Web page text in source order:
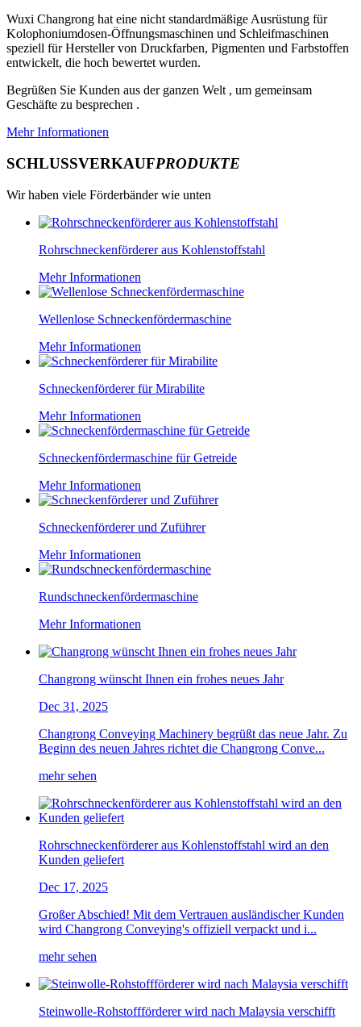
Wuxi Changrong hat eine nicht standardmäßige Ausrüstung für
Kolophoniumdosen-Öffnungsmaschinen und Schleifmaschinen
speziell für Hersteller von Druckfarben, Pigmenten und Farbstoffen
entwickelt, die hoch bewertet wurden.
Begrüßen Sie Kunden aus der ganzen Welt , um gemeinsam
Geschäfte zu besprechen .
Mehr Informationen
SCHLUSSVERKAUFPRODUKTE
Wir haben viele Förderbänder wie unten
Rohrschneckenförderer aus Kohlenstoffstahl
Mehr Informationen
Wellenlose Schneckenfördermaschine
Mehr Informationen
Schneckenförderer für Mirabilite
Mehr Informationen
Schneckenfördermaschine für Getreide
Mehr Informationen
Schneckenförderer und Zuführer
Mehr Informationen
Rundschneckenfördermaschine
Mehr Informationen
Changrong wünscht Ihnen ein frohes neues Jahr
Dec 31, 2025
Changrong Conveying Machinery begrüßt das neue Jahr. Zu
Beginn des neuen Jahres richtet die Changrong Conve...
mehr sehen
Rohrschneckenförderer aus Kohlenstoffstahl wird an den
Kunden geliefert
Dec 17, 2025
Großer Abschied! Mit dem Vertrauen ausländischer Kunden
wird Changrong Conveying's offiziell verpackt und i...
mehr sehen
Steinwolle-Rohstoffförderer wird nach Malaysia verschifft